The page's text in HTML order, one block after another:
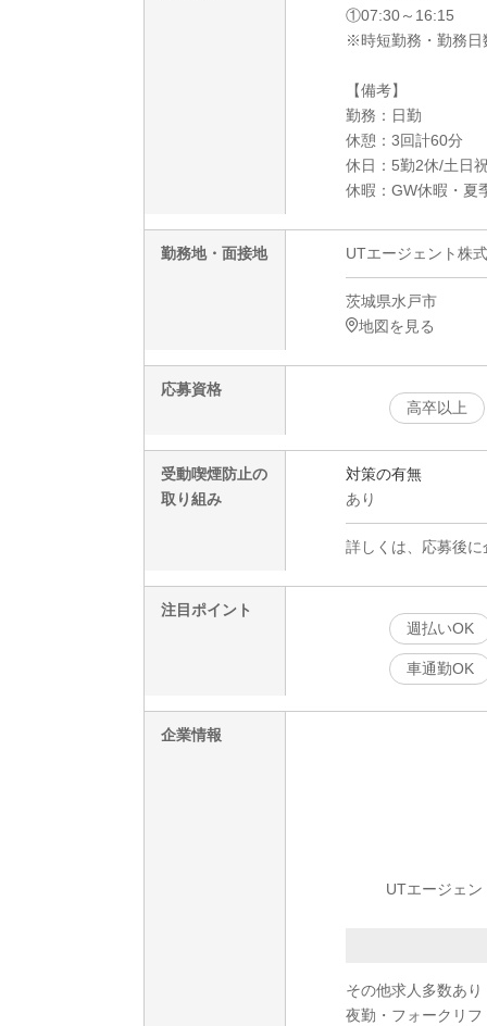
①07:30～16:15
※時短勤務・勤務日
【備考】
勤務：日勤
休憩：3回計60分
休日：5勤2休/土日
休暇：GW休暇・夏
勤務地・面接地 UTエージェント株
茨城県水戸市
地図を見る
応募資格
高卒以上
受動喫煙防止の
取り組み
対策の有無
あり
詳しくは、応募後
注目ポイント
週払いOK
車通勤OK
企業情報
UTエージェ
その他求人多数あり
夜勤・フォークリ